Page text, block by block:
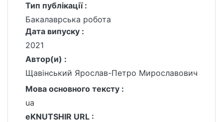
Тип публікації :
Бакалаврська робота
Дата випуску :
2021
Автор(и) :
Щавінський Ярослав-Петро Мирославович
Мова основного тексту :
ua
eKNUTSHIR URL :